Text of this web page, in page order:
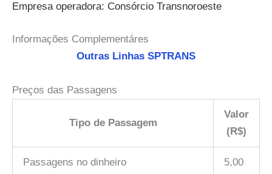
Empresa operadora: Consórcio Transnoroeste
Informações Complementáres
Outras Linhas SPTRANS
Preços das Passagens
Tipo de Passagem
Valor
(R$)
Passagens no dinheiro 5,00